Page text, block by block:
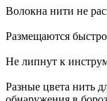
Волокна нити не
Размещаются
Не липнут к
Разные цвета нить